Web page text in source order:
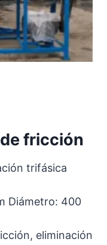
fricción
trifásica
Diámetro: 400
eliminación